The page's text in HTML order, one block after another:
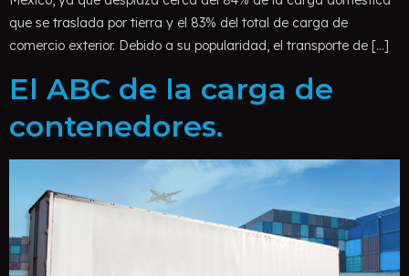
que se traslada por tierra y el 83% del total de carga de
comercio exterior. Debido a su popularidad, el transporte de […]
El ABC de la carga de
contenedores.